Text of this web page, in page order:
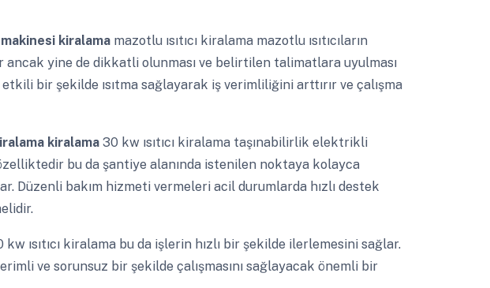
kiralama mazotlu ısıtıcı kiralama mazotlu ısıtıcıların
ancak yine de dikkatli olunması ve belirtilen talimatlara uyulması
bir şekilde ısıtma sağlayarak iş verimliliğini arttırır ve çalışma
kiralama 30 kw ısıtıcı kiralama taşınabilirlik elektrikli
özelliktedir bu da şantiye alanında istenilen noktaya kolayca
Düzenli bakım hizmeti vermeleri acil durumlarda hızlı destek
kw ısıtıcı kiralama bu da işlerin hızlı bir şekilde ilerlemesini sağlar.
ve sorunsuz bir şekilde çalışmasını sağlayacak önemli bir